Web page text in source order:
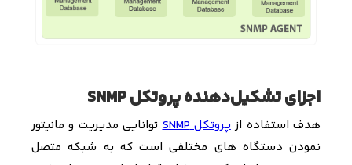
اجزای تشکیل‌دهنده پروتکل SNMP
هدف استفاده ازپروتکلSNMP توانایی مدیریت و مانیتور
نمودن دستگاه ­های مختلفی است که به شبکه متصل